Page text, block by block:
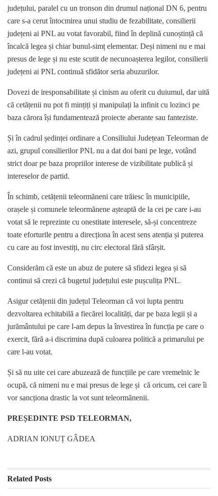
județului, paralel cu un tronson din drumul național DN 6, pentru
care s-a cerut întocmirea unui studiu de fezabilitate, consilierii
județeni ai PNL au votat favorabil, fiind în deplină cunoștință că
încalcă legea și chiar bunul-simț elementar. Deși nimeni nu e mai
presus de lege și nu este scutit de necunoașterea legilor, consilierii
județeni ai PNL continuă sfidător seria abuzurilor.
Dovezi de iresponsabilitate și cinism au oferit cu duiumul, dar uită
că cetățenii nu pot fi mințiți și manipulați la infinit cu lozinci pe
baza cărora își fundamentează proiecte aberante sau fanteziste.
Și în cadrul ședinței ordinare a Consiliului Județean Teleorman de
azi, grupul consilierilor PNL nu a dat doi bani pe lege, votând
strict doar pe baza propriilor interese de vizibilitate publică și
intereselor de partid.
În schimb, cetățenii teleormăneni care trăiesc în municipiile,
orașele și comunele teleormănene așteaptă de la cei pe care i-au
votat să le reprezinte cu onestitate interesele, să-și concentreze
toate eforturile pentru a direcționa în acest sens atenția și puterea
cu care au fost investiți, nu circ electoral fără sfârșit.
Considerăm că este un abuz de putere să sfidezi legea și să
continui să crezi că bugetul județului este pușculița PNL.
Asigur cetățenii din județul Teleorman că voi lupta pentru
dezvoltarea echitabilă a fiecărei localități, dar pe baza legii și a
jurământului pe care l-am depus la învestirea în funcția pe care o
exercit, fără a-i discrimina după culoarea politică a primarului pe
care l-au votat.
Și să nu uite cei care abuzează de funcțiile pe care vremelnic le
ocupă, că nimeni nu e mai presus de lege și că oricum, cei care îi
vor sancționa drastic la vot sunt teleormănenii.
PREȘEDINTE PSD TELEORMAN,
ADRIAN IONUȚ GÂDEA
Related Posts